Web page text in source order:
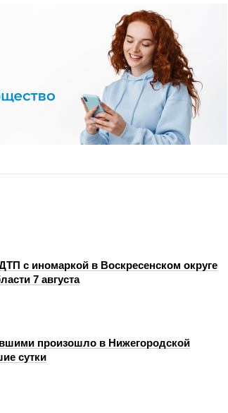
с иномаркой в Воскресенском округе
7 августа
произошло в Нижегородской
сутки